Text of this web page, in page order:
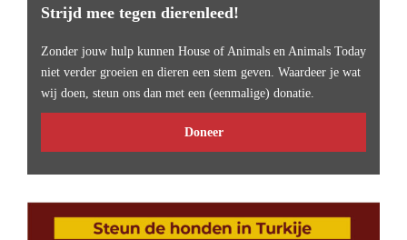
Strijd mee tegen dierenleed!
Zonder jouw hulp kunnen House of Animals en Animals Today
niet verder groeien en dieren een stem geven. Waardeer je wat
wij doen, steun ons dan met een (eenmalige) donatie.
Doneer